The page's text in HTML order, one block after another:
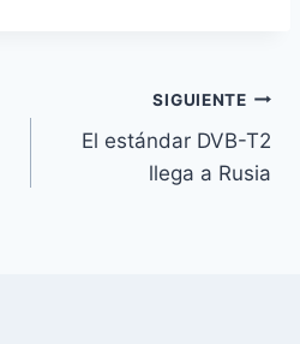
SIGUIENTE
El estándar DVB-T2
llega a Rusia